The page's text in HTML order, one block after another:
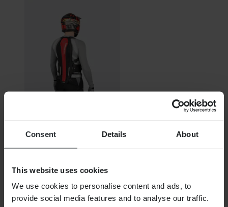
Consent Details About
This website uses cookies
We use cookies to personalise content and ads, to
provide social media features and to analyse our traffic.